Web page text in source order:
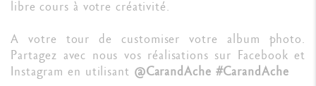
libre cours à votre créativité.
A votre tour de customiser votre album photo.
Partagez avec nous vos réalisations sur Facebook et
Instagram en utilisant @CarandAche #CarandAche